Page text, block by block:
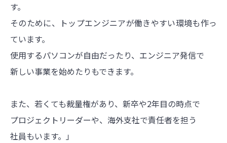
す。
そのために、トップエンジニアが働きやすい環境も作っ
ています。
使用するパソコンが自由だったり、エンジニア発信で
新しい事業を始めたりもできます。
また、若くても裁量権があり、新卒や2年目の時点で
プロジェクトリーダーや、海外支社で責任者を担う
社員もいます。」